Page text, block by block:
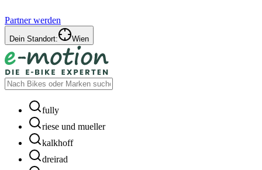
Partner werden
Dein Standort: Wien
fully
riese und mueller
kalkhoff
dreirad